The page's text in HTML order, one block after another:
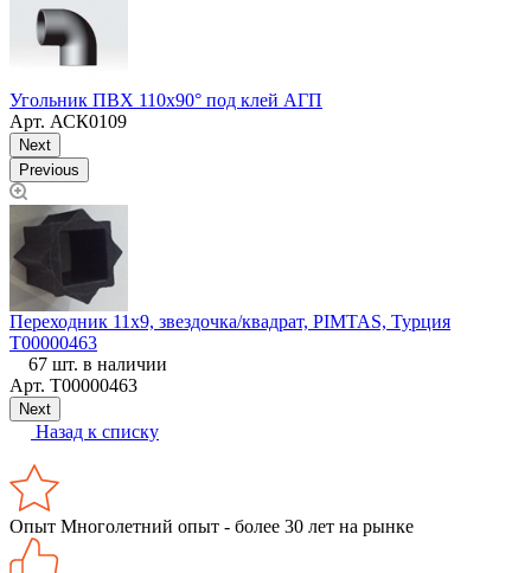
Угольник ПВХ 110х90° под клей АГП
Арт. АСК0109
Next
Previous
Переходник 11х9, звездочка/квадрат, PIMTAS, Турция
T00000463
67 шт. в наличии
Арт. Т00000463
Next
Назад к списку
Опыт Многолетний опыт - более 30 лет на рынке